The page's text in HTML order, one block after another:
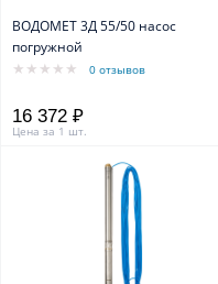
ВОДОМЕТ 3Д 55/50 насос
погружной
0 отзывов
16 372 ₽
Цена за 1 шт.